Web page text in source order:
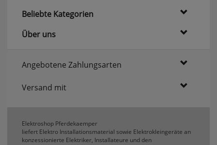
Beliebte Kategorien
Über uns
Angebotene Zahlungsarten
Versand mit
Elektroshop Pferdekaemper
liefert Elektro Installationsmaterial sowie Elektrokleingeräte an
konzessionierte Elektriker, Installateure und den